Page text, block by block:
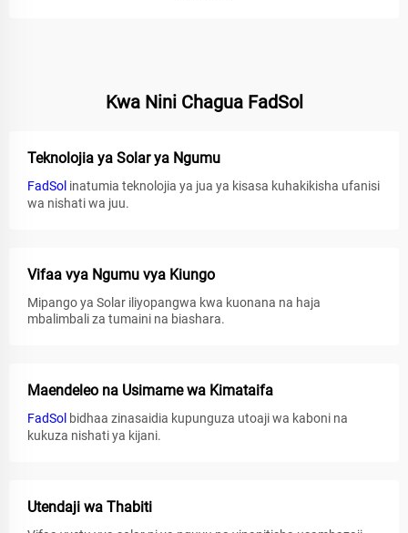
Kwa Nini Chagua FadSol
Teknolojia ya Solar ya Ngumu
FadSol inatumia teknolojia ya jua ya kisasa kuhakikisha ufanisi
wa nishati wa juu.
Vifaa vya Ngumu vya Kiungo
Mipango ya Solar iliyopangwa kwa kuonana na haja
mbalimbali za tumaini na biashara.
Maendeleo na Usimame wa Kimataifa
FadSol bidhaa zinasaidia kupunguza utoaji wa kaboni na
kukuza nishati ya kijani.
Utendaji wa Thabiti